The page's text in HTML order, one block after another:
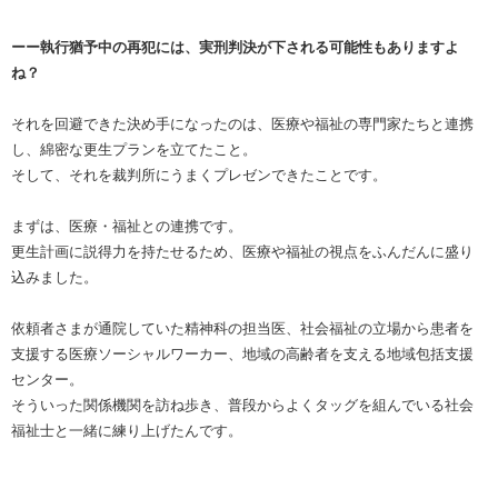
ーー執行猶予中の再犯には、実刑判決が下される可能性もありますよ
ね？
それを回避できた決め手になったのは、医療や福祉の専門家たちと連携
し、綿密な更生プランを立てたこと。
そして、それを裁判所にうまくプレゼンできたことです。
まずは、医療・福祉との連携です。
更生計画に説得力を持たせるため、医療や福祉の視点をふんだんに盛り
込みました。
依頼者さまが通院していた精神科の担当医、社会福祉の立場から患者を
支援する医療ソーシャルワーカー、地域の高齢者を支える地域包括支援
センター。
そういった関係機関を訪ね歩き、普段からよくタッグを組んでいる社会
福祉士と一緒に練り上げたんです。